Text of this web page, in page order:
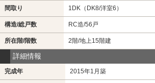
間取り 1DK（DK8/洋室6）
構造/総戸数 RC造/56戸
所在階/階数 2階/地上15階建
詳細情報
完成年 2015年1月築